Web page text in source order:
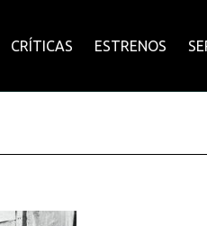
CRÍTICAS ESTRENOS